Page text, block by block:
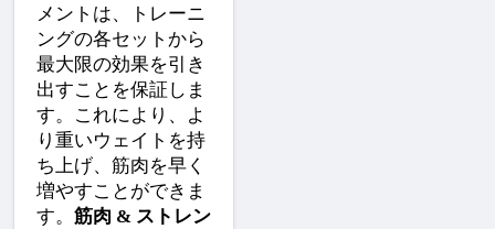
メントは、トレーニ
ングの各セットから
最大限の効果を引き
出すことを保証しま
す。これにより、よ
り重いウェイトを持
ち上げ、筋肉を早く
増やすことができま
す。 筋肉 & ストレン